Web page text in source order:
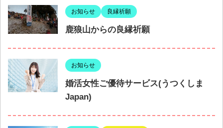
お知らせ 良縁祈願
鹿狼山からの良縁祈願
お知らせ
婚活女性ご優待サービス(うつくしま
Japan)